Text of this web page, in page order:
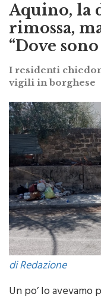
AQUINO -IL CASO
Aquino, la
rimossa,
“Dove
I residenti
di Redazione